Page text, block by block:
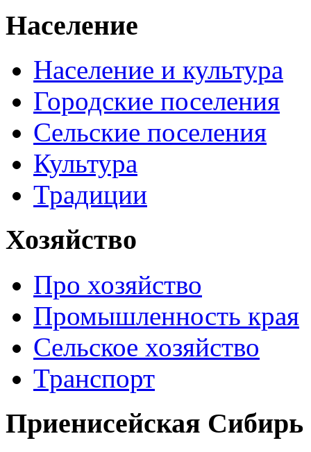
Население
Население и культура
Городские поселения
Сельские поселения
Культура
Традиции
Хозяйство
Про хозяйство
Промышленность края
Сельское хозяйство
Транспорт
Приенисейская Сибирь